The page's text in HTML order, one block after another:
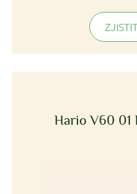
Hario V60